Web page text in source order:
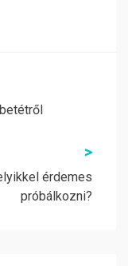
>
érdemes
próbálkozni?